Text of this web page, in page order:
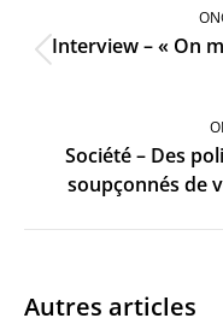
Interview – « On
Société – Des
soupçonnés de
Autres articles